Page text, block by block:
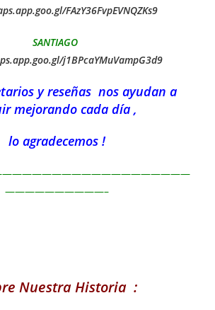
FAzY36FvpEVNQZKs9
SANTIAGO
j1BPcaYMuVampG3d9
y reseñas nos ayudan a
mejorando cada día ,
lo agradecemos !
——————————–
Nuestra Historia :